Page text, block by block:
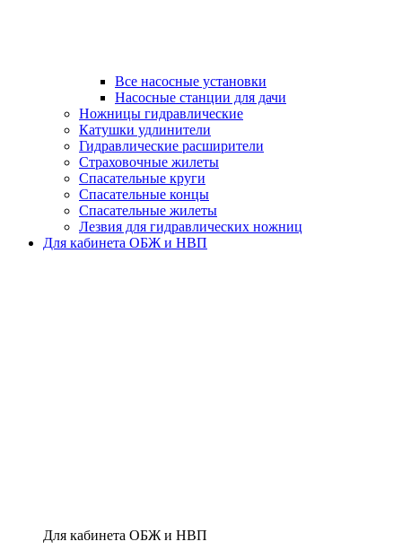
Все насосные установки
Насосные станции для дачи
Ножницы гидравлические
Катушки удлинители
Гидравлические расширители
Страховочные жилеты
Спасательные круги
Спасательные концы
Спасательные жилеты
Лезвия для гидравлических ножниц
Для кабинета ОБЖ и НВП
Для кабинета ОБЖ и НВП